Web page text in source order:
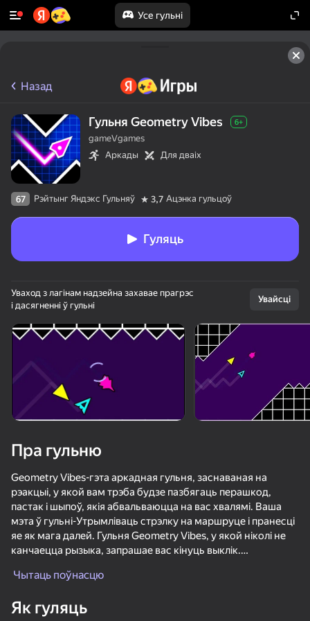
Усе гульні
Назад
Гульня Geometry Vibes 6+
gameVgames
Аркады
Для дваіх
67 Рэйтынг Яндэкс Гульняў 3,7 Ацэнка гульцоў
Гуляць
Уваход з лагінам надзейна захавае прагрэс
і дасягненні ў гульні
Увайсці
Пра гульню
Geometry Vibes-гэта аркадная гульня, заснаваная на
рэакцыі, у якой вам трэба будзе пазбягаць перашкод,
пастак і шыпоў, якія абвальваюцца на вас хвалямі. Ваша
мэта ў гульні-Утрымліваць стрэлку на маршруце і пранесці
яе як мага далей. Гульня Geometry Vibes, у якой ніколі не
канчаецца рызыка, запрашае вас кінуць выклік.
Класічны рэжым:
У гэтым рэжыме гульні ёсць 10 узроўняў, і з кожным
Чытаць поўнасцю
Як гуляць